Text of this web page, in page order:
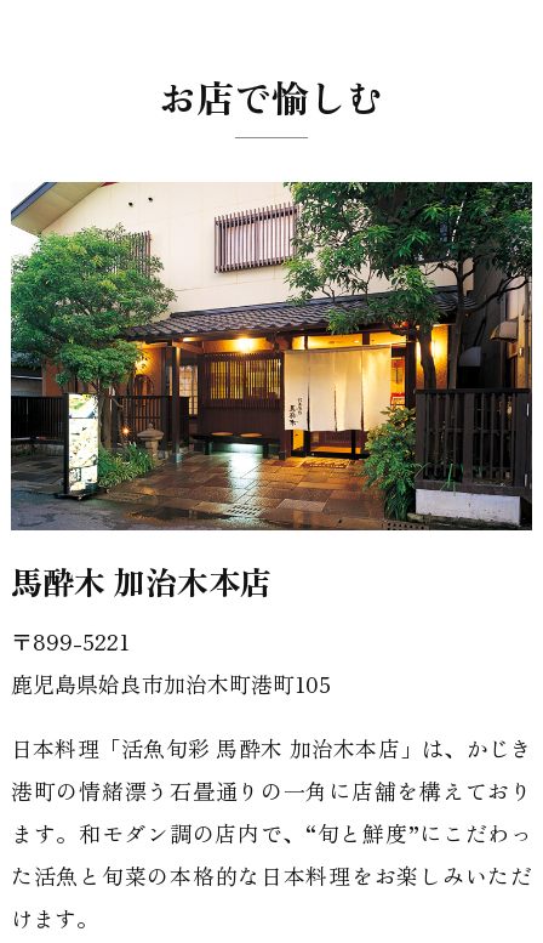
お店で愉しむ
馬酔木 加治木本店
〒899-5221
鹿児島県姶良市加治木町港町105
日本料理「活魚旬彩 馬酔木 加治木本店」は、かじき
港町の情緒漂う石畳通りの一角に店舗を構えており
ます。和モダン調の店内で、“旬と鮮度”にこだわっ
た活魚と旬菜の本格的な日本料理をお楽しみいただ
けます。